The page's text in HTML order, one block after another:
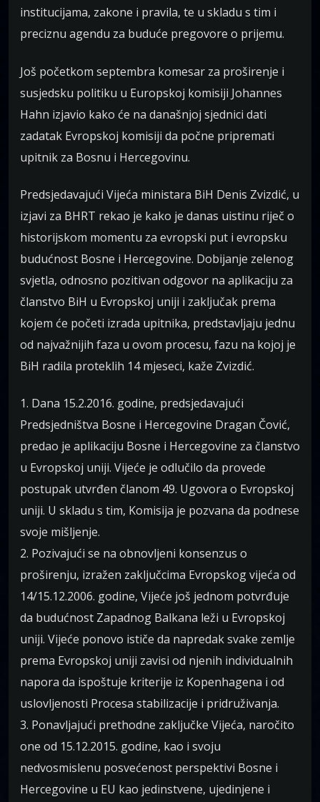
institucijama, zakone i pravila, te u skladu s tim i
preciznu agendu za buduće pregovore o prijemu.
Još početkom septembra komesar za proširenje i
susjedsku politiku u Europskoj komisiji Johannes
Hahn izjavio kako će na današnjoj sjednici dati
zadatak Evropskoj komisiji da počne pripremati
upitnik za Bosnu i Hercegovinu.
Predsjedavajući Vijeća ministara BiH Denis Zvizdić, u
izjavi za BHRT rekao je kako je danas uistinu riječ o
historijskom momentu za evropski put i evropsku
budućnost Bosne i Hercegovine. Dobijanje zelenog
svjetla, odnosno pozitivan odgovor na aplikaciju za
članstvo BiH u Evropskoj uniji i zaključak prema
kojem će početi izrada upitnika, predstavljaju jednu
od najvažnijih faza u ovom procesu, fazu na kojoj je
BiH radila proteklih 14 mjeseci, kaže Zvizdić.
1. Dana 15.2.2016. godine, predsjedavajući
Predsjedništva Bosne i Hercegovine Dragan Čović,
predao je aplikaciju Bosne i Hercegovine za članstvo
u Evropskoj uniji. Vijeće je odlučilo da provede
postupak utvrđen članom 49. Ugovora o Evropskoj
uniji. U skladu s tim, Komisija je pozvana da podnese
svoje mišljenje.
2. Pozivajući se na obnovljeni konsenzus o
proširenju, izražen zaključcima Evropskog vijeća od
14/15.12.2006. godine, Vijeće još jednom potvrđuje
da budućnost Zapadnog Balkana leži u Evropskoj
uniji. Vijeće ponovo ističe da napredak svake zemlje
prema Evropskoj uniji zavisi od njenih individualnih
napora da ispoštuje kriterije iz Kopenhagena i od
uslovljenosti Procesa stabilizacije i pridruživanja.
3. Ponavljajući prethodne zaključke Vijeća, naročito
one od 15.12.2015. godine, kao i svoju
nedvosmislenu posvećenost perspektivi Bosne i
Hercegovine u EU kao jedinstvene, ujedinjene i